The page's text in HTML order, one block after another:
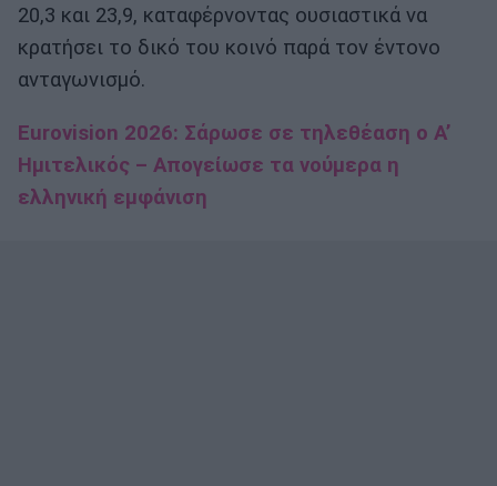
20,3 και 23,9, καταφέρνοντας ουσιαστικά να
κρατήσει το δικό του κοινό παρά τον έντονο
ανταγωνισμό.
Eurovision 2026: Σάρωσε σε τηλεθέαση ο Α’
Ημιτελικός – Απογείωσε τα νούμερα η
ελληνική εμφάνιση